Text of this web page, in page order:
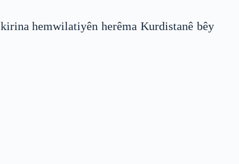
hemwilatiyên herêma Kurdistanê bêy